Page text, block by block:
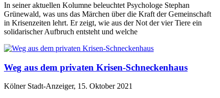
In seiner aktuellen Kolumne beleuchtet Psychologe Stephan
Grünewald, was uns das Märchen über die Kraft der Gemeinschaft
in Krisenzeiten lehrt. Er zeigt, wie aus der Not der vier Tiere ein
solidarischer Aufbruch entsteht und welche
Weg aus dem privaten Krisen-Schneckenhaus
Kölner Stadt-Anzeiger, 15. Oktober 2021